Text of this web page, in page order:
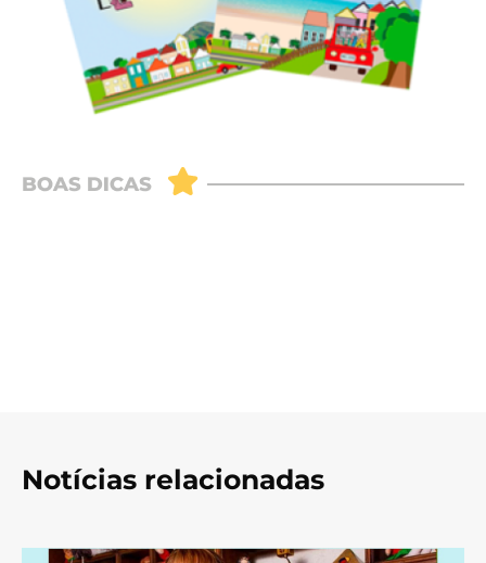
Notícias relacionadas